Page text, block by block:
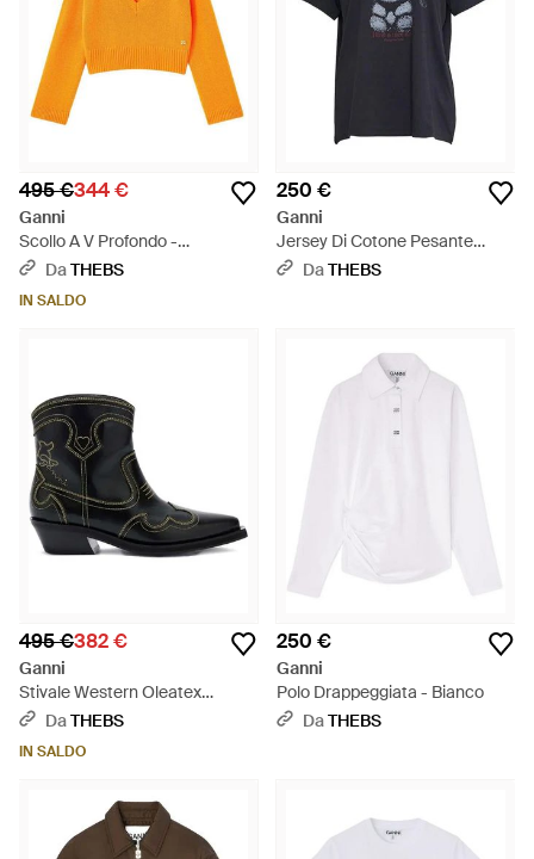
495 €344 €
Ganni
Scollo A V Profondo -
Arancione
DaTHEBS
IN SALDO
250 €
Ganni
Jersey Di Cotone Pesante
Ricamo Anglais - Nero
DaTHEBS
495 €382 €
Ganni
Stivale Western Oleatex
Ricamato - Nero
DaTHEBS
IN SALDO
250 €
Ganni
Polo Drappeggiata - Bianco
DaTHEBS